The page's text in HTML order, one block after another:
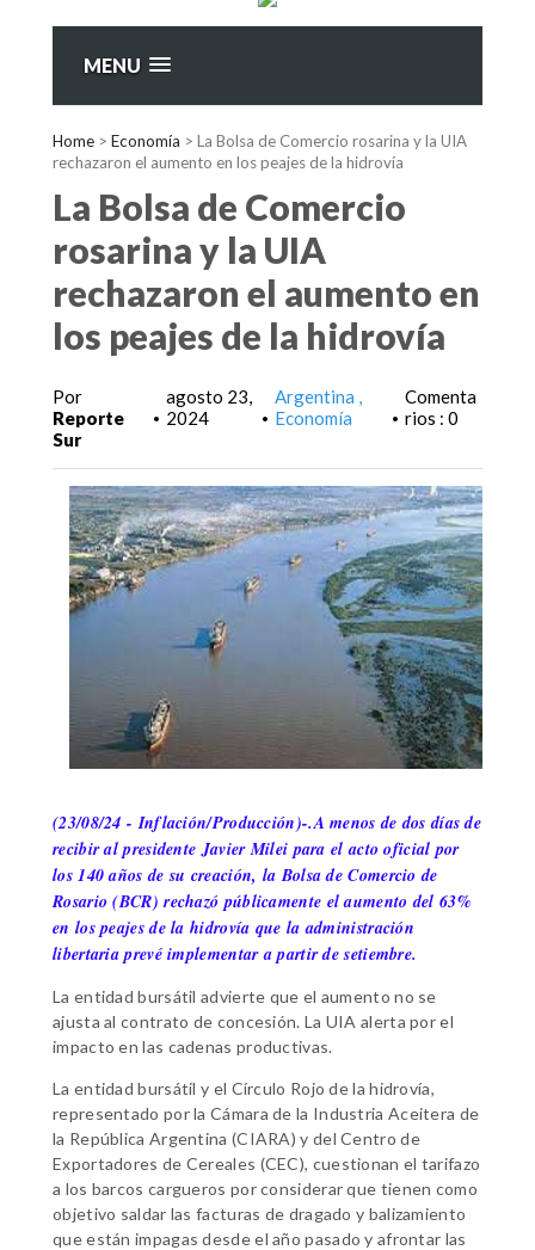
MENU
Home > Economía > La Bolsa de Comercio rosarina y la UIA
rechazaron el aumento en los peajes de la hidrovía
La Bolsa de Comercio
rosarina y la UIA
rechazaron el aumento en
los peajes de la hidrovía
Por
Reporte
Sur
•
agosto 23,
2024
•
Argentina
Economía
•
Comenta
rios : 0
(23/08/24 - Inflación/Producción)-.A menos de dos días de
recibir al presidente Javier Milei para el acto oficial por
los 140 años de su creación, la Bolsa de Comercio de
Rosario (BCR) rechazó públicamente el aumento del 63%
en los peajes de la hidrovía que la administración
libertaria prevé implementar a partir de setiembre.
La entidad bursátil advierte que el aumento no se
ajusta al contrato de concesión. La UIA alerta por el
impacto en las cadenas productivas.
La entidad bursátil y el Círculo Rojo de la hidrovía,
representado por la Cámara de la Industria Aceitera de
la República Argentina (CIARA) y del Centro de
Exportadores de Cereales (CEC), cuestionan el tarifazo
a los barcos cargueros por considerar que tienen como
objetivo saldar las facturas de dragado y balizamiento
que están impagas desde el año pasado y afrontar las